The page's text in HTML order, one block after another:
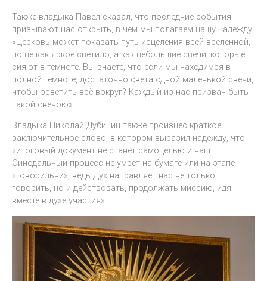
Также владыка Павел сказал, что последние события
призывают нас открыть, в чем мы полагаем нашу надежду:
«Церковь может показать путь исцеления всей вселенной,
но не как яркое светило, а как небольшие свечи, которые
сияют в темноте. Вы знаете, что если мы находимся в
полной темноте, достаточно света одной маленькой свечи,
чтобы осветить всё вокруг? Каждый из нас призван быть
такой свечою».
Владыка Николай Дубинин также произнес краткое
заключительное слово, в котором выразил надежду, что
«итоговый документ не станет самоцелью и наш
Синодальный процесс не умрет на бумаге или на этапе
«говорильни», ведь Дух направляет нас не только
говорить, но и действовать, продолжать миссию, идя
вместе в духе участия».